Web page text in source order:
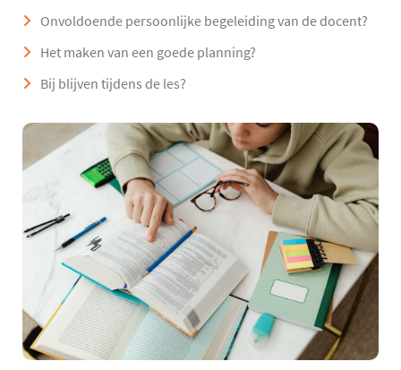
Onvoldoende persoonlijke begeleiding van de docent?
Het maken van een goede planning?
Bij blijven tijdens de les?